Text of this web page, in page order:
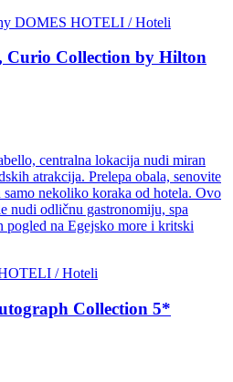
DOMES HOTELI / Hoteli
Curio Collection by Hilton
centralna lokacija nudi miran
atrakcija. Prelepa obala, senovite
nekoliko koraka od hotela. Ovo
nudi odličnu gastronomiju, spa
pogled na Egejsko more i kritski
/ Hoteli
Collection 5*